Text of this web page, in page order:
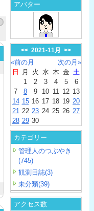
アバター
<< 2021-11月 >>
«前の月
次の月»
日
月 火 水 木 金 土
1
2 3 4 5
6
7
8 9 10 11 12 13
14 15 16 17 18 19 20
21 22 23 24 25 26 27
28 29 30
カテゴリー
管理人のつぶやき
(745)
観測日誌(3)
未分類(39)
アクセス数